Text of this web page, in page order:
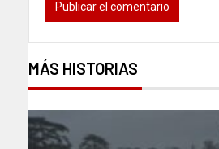
MÁS HISTORIAS